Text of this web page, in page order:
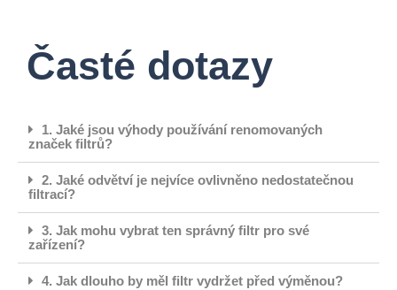
Časté dotazy
1. Jaké jsou výhody používání renomovaných
značek filtrů?
2. Jaké odvětví je nejvíce ovlivněno nedostatečnou
filtrací?
3. Jak mohu vybrat ten správný filtr pro své
zařízení?
4. Jak dlouho by měl filtr vydržet před výměnou?